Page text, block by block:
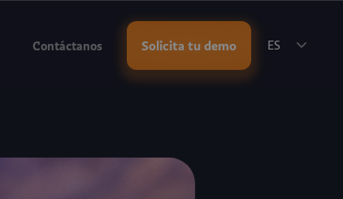
Contáctanos Solicita tu demo ES